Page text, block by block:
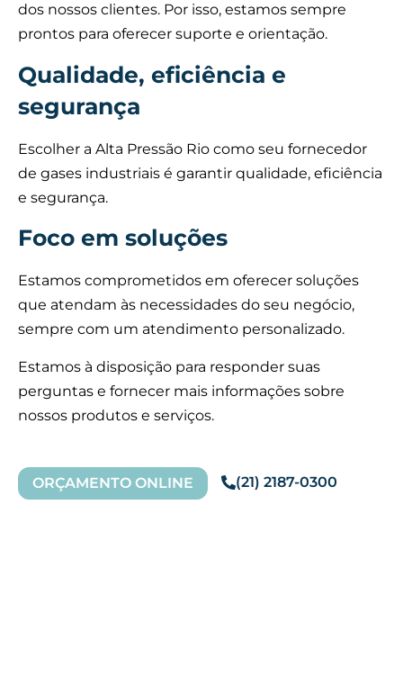
dos nossos clientes. Por isso, estamos sempre
prontos para oferecer suporte e orientação.
Qualidade, eficiência e
segurança
Escolher a Alta Pressão Rio como seu fornecedor
de gases industriais é garantir qualidade, eficiência
e segurança.
Foco em soluções
Estamos comprometidos em oferecer soluções
que atendam às necessidades do seu negócio,
sempre com um atendimento personalizado.
Estamos à disposição para responder suas
perguntas e fornecer mais informações sobre
nossos produtos e serviços.
ORÇAMENTO ONLINE (21) 2187-0300